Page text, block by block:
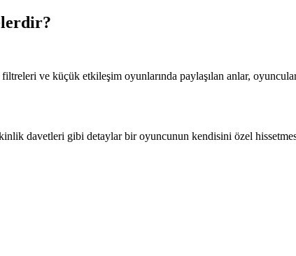
ve küçük etkileşim oyunlarında paylaşılan anlar,
davetleri gibi detaylar bir oyuncunun kendisini özel